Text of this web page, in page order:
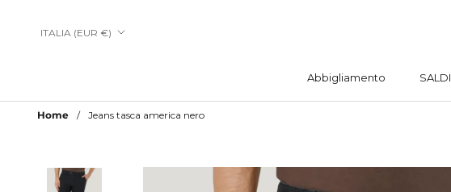
Abbigliamento
SALDI
Paese/Area
ITALIA (EUR €)
Home Jeans tasca america nero